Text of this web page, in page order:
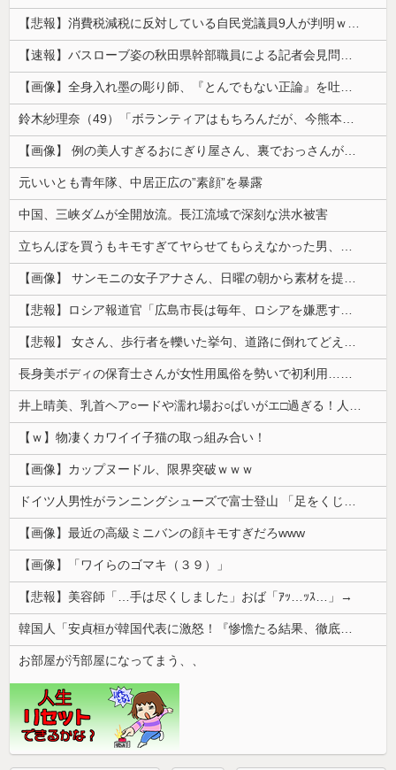
【悲報】消費税減税に反対している自民党議員9人が判明ｗｗｗｗｗｗ
【速報】バスローブ姿の秋田県幹部職員による記者会見問題、ラブホテルからの参加だと特定「体調が優れなかったため...」とは何だったのか
【画像】全身入れ墨の彫り師、『とんでもない正論』を吐いて30万再生されてしまうｗｗｗｗｗｗｗ
鈴木紗理奈（49）「ボランティアはもちろんだが、今熊本へ旅行に行くことも支援になる」
【画像】 例の美人すぎるおにぎり屋さん、裏でおっさんが握っていたｗｗｗｗｗｗｗｗｗｗｗｗｗｗｗｗｗ
元いいとも青年隊、中居正広の”素顔”を暴露
中国、三峡ダムが全開放流。長江流域で深刻な洪水被害
立ちんぼを買うもキモすぎてヤらせてもらえなかった男、代わりの足コキでまさかの大量身寸米青ｗｗｗ
【画像】 サンモニの女子アナさん、日曜の朝から素材を提供してしまう
【悲報】ロシア報道官「広島市長は毎年、ロシアを嫌悪する『偽りの呪文』を繰り返し、日本人をゾンビ化させている」と主張
【悲報】 女さん、歩行者を轢いた挙句、道路に倒れてどえらいことになってしまうw w w w w w w
長身美ボディの保育士さんが女性用風俗を勢いで初利用…子供に絶対見せられないメスの顔でイキまくり。
井上晴美、乳首ヘア○ードや濡れ場お○ぱいがエ□過ぎる！人生最後のラスト写真集、最高！！
【ｗ】物凄くカワイイ子猫の取っ組み合い！
【画像】カップヌードル、限界突破ｗｗｗ
ドイツ人男性がランニングシューズで富士登山 「足をくじいて動けない」
【画像】最近の高級ミニバンの顔キモすぎだろwww
【画像】「ワイらのゴマキ（３９）」
【悲報】美容師「…手は尽くしました」おば「ｱｯ…ｯｽ…」→
韓国人「安貞桓が韓国代表に激怒！『惨憺たる結果、徹底的な刷新が必要だ』と監督や協会を痛烈批判」
お部屋が汚部屋になってまう、、